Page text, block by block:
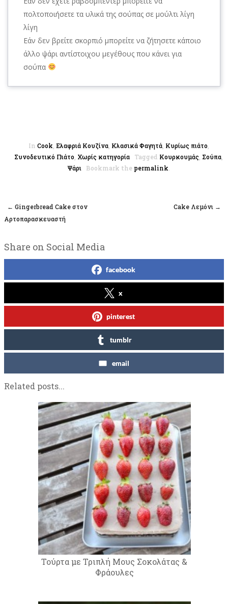
πολτοποιήσετε τα υλικά της σούπας σε μούλτι λίγη
λίγη
Εάν δεν βρείτε σκορπιό μπορείτε να ζήτησετε κάποιο
άλλο ψάρι αντίστοιχου μεγέθους που κάνει για
σούπα
In Cook Ελαφριά Κουζίνα, Κλασικά Φαγητά, Κυρίως πιάτο,
Συνοδευτικό Πιάτο Χωρίς κατηγορία Tagged Κουρκουμάς Σούπα
Ψάρι Bookmark the permalink
Post navigation
← Gingerbread Cake στον
Αρτοπαρασκευαστή
Cake Λεμόνι →
Share on Social Media
facebook
x
pinterest
tumblr
email
Related posts...
Τούρτα με Τριπλή Μους Σοκολάτας &
Φράουλες